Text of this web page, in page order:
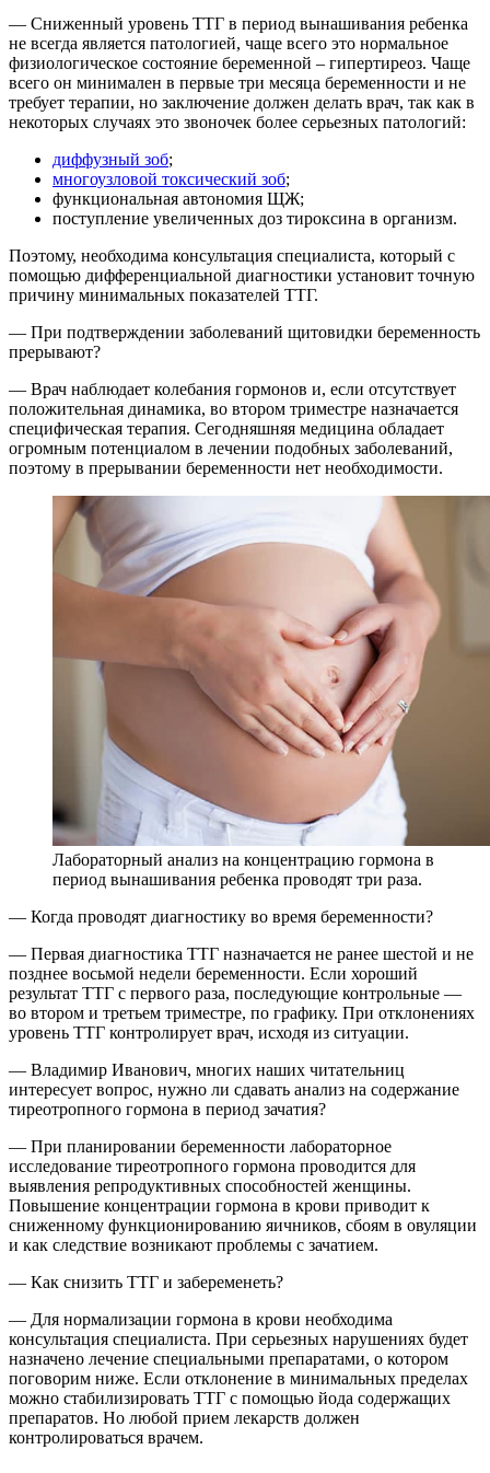
— Сниженный уровень ТТГ в период вынашивания ребенка
не всегда является патологией, чаще всего это нормальное
физиологическое состояние беременной – гипертиреоз. Чаще
всего он минимален в первые три месяца беременности и не
требует терапии, но заключение должен делать врач, так как в
некоторых случаях это звоночек более серьезных патологий:
диффузный зоб;
многоузловой токсический зоб;
функциональная автономия ЩЖ;
поступление увеличенных доз тироксина в организм.
Поэтому, необходима консультация специалиста, который с
помощью дифференциальной диагностики установит точную
причину минимальных показателей ТТГ.
— При подтверждении заболеваний щитовидки беременность
прерывают?
— Врач наблюдает колебания гормонов и, если отсутствует
положительная динамика, во втором триместре назначается
специфическая терапия. Сегодняшняя медицина обладает
огромным потенциалом в лечении подобных заболеваний,
поэтому в прерывании беременности нет необходимости.
Лабораторный анализ на концентрацию гормона в
период вынашивания ребенка проводят три раза.
— Когда проводят диагностику во время беременности?
— Первая диагностика ТТГ назначается не ранее шестой и не
позднее восьмой недели беременности. Если хороший
результат ТТГ с первого раза, последующие контрольные —
во втором и третьем триместре, по графику. При отклонениях
уровень ТТГ контролирует врач, исходя из ситуации.
— Владимир Иванович, многих наших читательниц
интересует вопрос, нужно ли сдавать анализ на содержание
тиреотропного гормона в период зачатия?
— При планировании беременности лабораторное
исследование тиреотропного гормона проводится для
выявления репродуктивных способностей женщины.
Повышение концентрации гормона в крови приводит к
сниженному функционированию яичников, сбоям в овуляции
и как следствие возникают проблемы с зачатием.
— Как снизить ТТГ и забеременеть?
— Для нормализации гормона в крови необходима
консультация специалиста. При серьезных нарушениях будет
назначено лечение специальными препаратами, о котором
поговорим ниже. Если отклонение в минимальных пределах
можно стабилизировать ТТГ с помощью йода содержащих
препаратов. Но любой прием лекарств должен
контролироваться врачем.